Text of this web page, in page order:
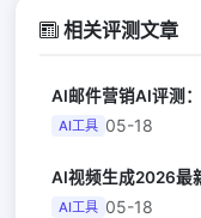
相关评测文章
AI邮件营销AI评测
AI工具 05-18
AI工具 05-18